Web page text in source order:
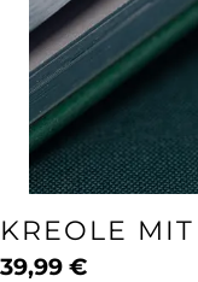
KREOLE
39,99 €